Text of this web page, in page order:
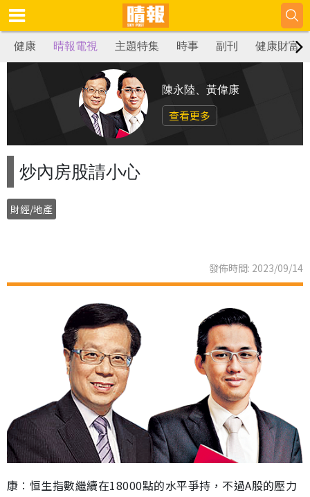
健康 晴報電視 主題特集 時事 副刊 健康財富
陳永陸、黃偉康
查看更多
炒內房股請小心
財經/地產
發佈時間: 2023/09/14
康︰恒生指數繼續在18000點的水平爭持，不過A股的壓力